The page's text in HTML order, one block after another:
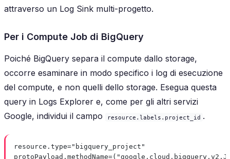
attraverso un Log Sink multi-progetto.
Per i Compute Job di BigQuery
Poiché BigQuery separa il compute dallo storage,
occorre esaminare in modo specifico i log di esecuzione
del compute, e non quelli dello storage. Esegua questa
query in Logs Explorer e, come per gli altri servizi
Google, individui il campo
resource.labels.project_id .
resource.type="bigquery_project"